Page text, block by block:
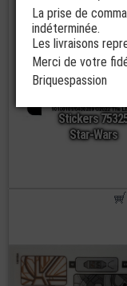
LEGO®
Stickers
Star-Wars
La prise de
indéterminée.
Les livraisons
Merci de votre
Briquespassion